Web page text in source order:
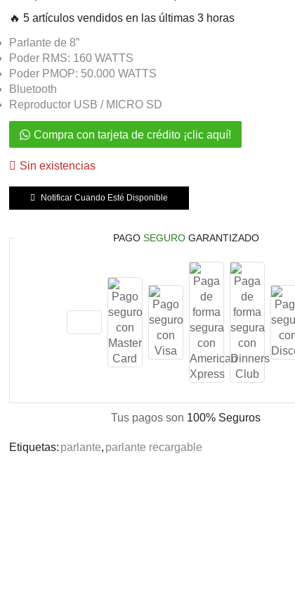
🔥 5 artículos vendidos en las últimas 3 horas
Parlante de 8”
Poder RMS: 160 WATTS
Poder PMOP: 50.000 WATTS
Bluetooth
Reproductor USB / MICRO SD
Compra con tarjeta de crédito ¡clic aquí!
Sin existencias
Notificar Cuando Esté Disponible
PAGO SEGUROGARANTIZADO
Tus pagos son 100% Seguros
Etiquetas: parlante, parlante recargable